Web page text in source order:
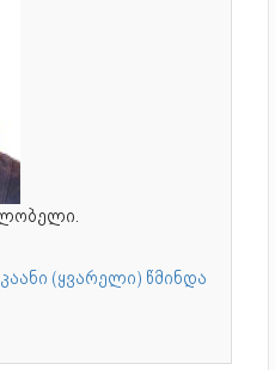
(ყვარელი) წმინდა